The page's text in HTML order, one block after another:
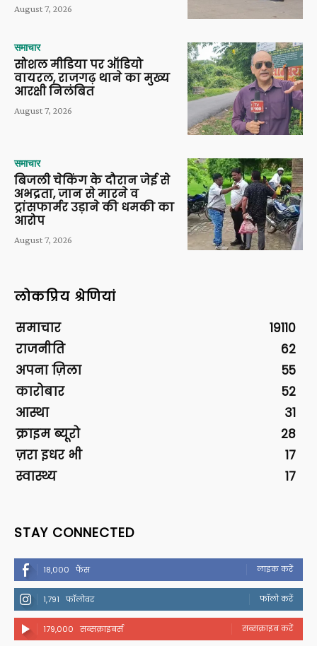
August 7, 2026
समाचार
सोशल मीडिया पर ऑडियो
वायरल, राजगढ़ थाने का मुख्य
आरक्षी निलंबित
August 7, 2026
समाचार
बिजली चेकिंग के दौरान जेई से
अभद्रता, जान से मारने व
ट्रांसफार्मर उड़ाने की धमकी का
आरोप
August 7, 2026
लोकप्रिय श्रेणियां
समाचार
19110
राजनीति
62
अपना ज़िला
55
कारोबार
52
आस्था
31
क्राइम ब्यूरो
28
ज़रा इधर भी
17
स्वास्थ्य
17
STAY CONNECTED
18,000 फैंस लाइक करें
1,791 फॉलोवर फॉलो करें
179,000 सब्सक्राइबर्स सब्सक्राइब करें